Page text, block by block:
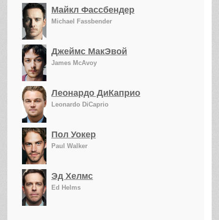
Майкл Фассбендер
Michael Fassbender
Джеймс МакЭвой
James McAvoy
Леонардо ДиКаприо
Leonardo DiCaprio
Пол Уокер
Paul Walker
Эд Хелмс
Ed Helms